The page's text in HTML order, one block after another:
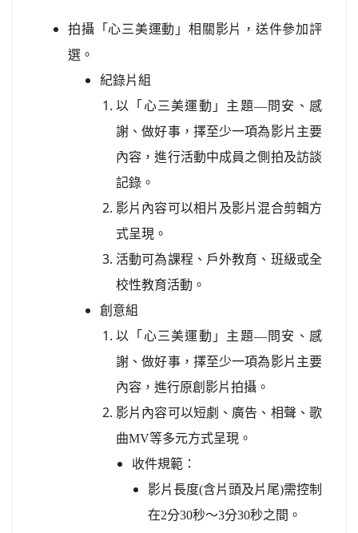
拍攝「心三美運動」相關影片，送件參加評
選。
紀錄片組
以「心三美運動」主題—問安、感
謝、做好事，擇至少一項為影片主要
內容，進行活動中成員之側拍及訪談
記錄。
影片內容可以相片及影片混合剪輯方
式呈現。
活動可為課程、戶外教育、班級或全
校性教育活動。
創意組
以「心三美運動」主題—問安、感
謝、做好事，擇至少一項為影片主要
內容，進行原創影片拍攝。
影片內容可以短劇、廣告、相聲、歌
曲MV等多元方式呈現。
收件規範：
影片長度(含片頭及片尾)需控制
在2分30秒～3分30秒之間。